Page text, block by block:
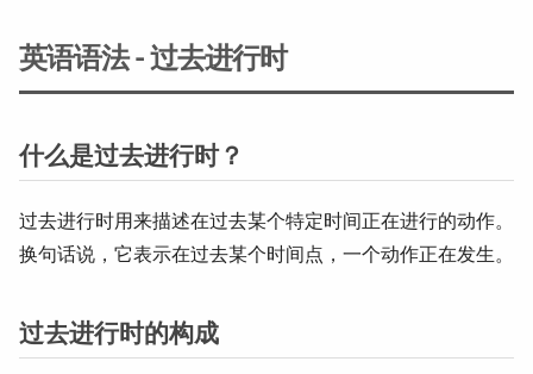
英语语法 - 过去进行时
什么是过去进行时？
过去进行时用来描述在过去某个特定时间正在进行的动作。
换句话说，它表示在过去某个时间点，一个动作正在发生。
过去进行时的构成